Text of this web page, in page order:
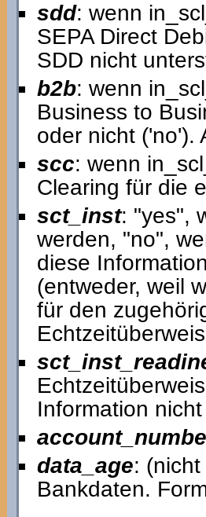
sdd: wenn
SEPA Direct
SDD nicht
b2b: wenn
Business to
oder nicht ('no').
scc: wenn
Clearing für die
sct_inst: "yes",
werden, "no",
diese
(entweder, weil
für den
Information
data_age:
Bankdaten.